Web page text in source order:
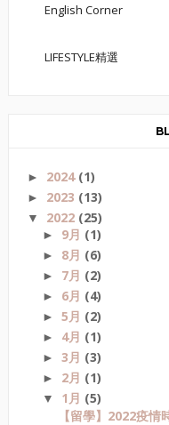
English Corner
LIFESTYLE精選
► 2024 (1)
► 2023 (13)
▼ 2022 (25)
► 9月 (1)
► 8月 (6)
► 7月 (2)
► 6月 (4)
► 5月 (2)
► 4月 (1)
► 3月 (3)
► 2月 (1)
▼ 1月 (5)
【留學】2022疫